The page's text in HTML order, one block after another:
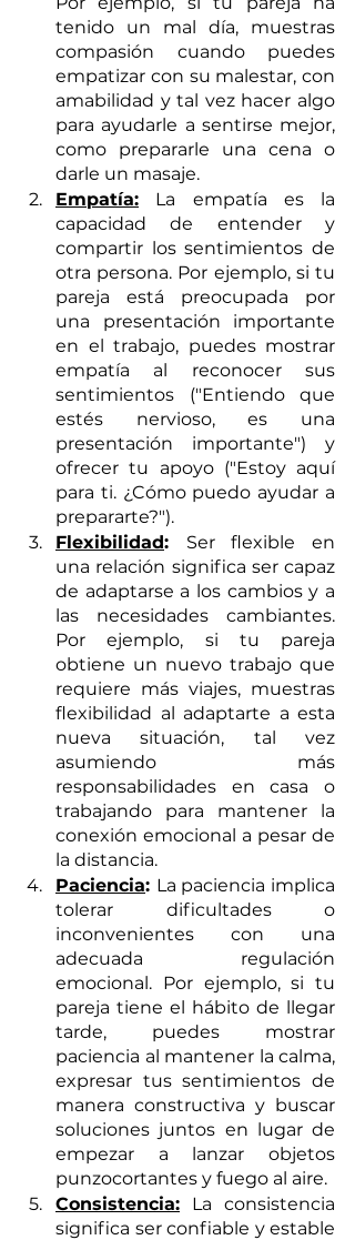
tenido un mal día, muestras
compasión cuando puedes
empatizar con su malestar, con
amabilidad y tal vez hacer algo
para ayudarle a sentirse mejor,
como prepararle una cena o
darle un masaje.
Empatía: La empatía es la
capacidad de entender y
compartir los sentimientos de
otra persona. Por ejemplo, si tu
pareja está preocupada por
una presentación importante
en el trabajo, puedes mostrar
empatía al reconocer sus
sentimientos ("Entiendo que
estés nervioso, es una
presentación importante") y
ofrecer tu apoyo ("Estoy aquí
para ti. ¿Cómo puedo ayudar a
prepararte?").
Flexibilidad: Ser flexible en
una relación significa ser capaz
de adaptarse a los cambios y a
las necesidades cambiantes.
Por ejemplo, si tu pareja
obtiene un nuevo trabajo que
requiere más viajes, muestras
flexibilidad al adaptarte a esta
nueva situación, tal vez
asumiendo más
responsabilidades en casa o
trabajando para mantener la
conexión emocional a pesar de
la distancia.
Paciencia: La paciencia implica
tolerar dificultades o
inconvenientes con una
adecuada regulación
emocional. Por ejemplo, si tu
pareja tiene el hábito de llegar
tarde, puedes mostrar
paciencia al mantener la calma,
expresar tus sentimientos de
manera constructiva y buscar
soluciones juntos en lugar de
empezar a lanzar objetos
punzocortantes y fuego al aire.
Consistencia: La consistencia
significa ser confiable y estable